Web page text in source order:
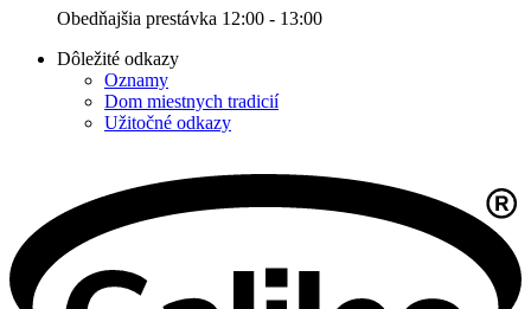
Obedňajšia prestávka 12:00 - 13:00
Dôležité odkazy
Oznamy
Dom miestnych tradicií
Užitočné odkazy